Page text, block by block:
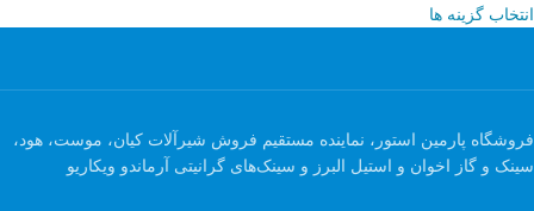
انتخاب گزینه ها
فروشگاه پارمین استور، نماینده مستقیم فروش شیرآلات کیان، موست، هود،
سینک و گاز اخوان و استیل البرز و سینک‌های گرانیتی آرماندو ویکاریو